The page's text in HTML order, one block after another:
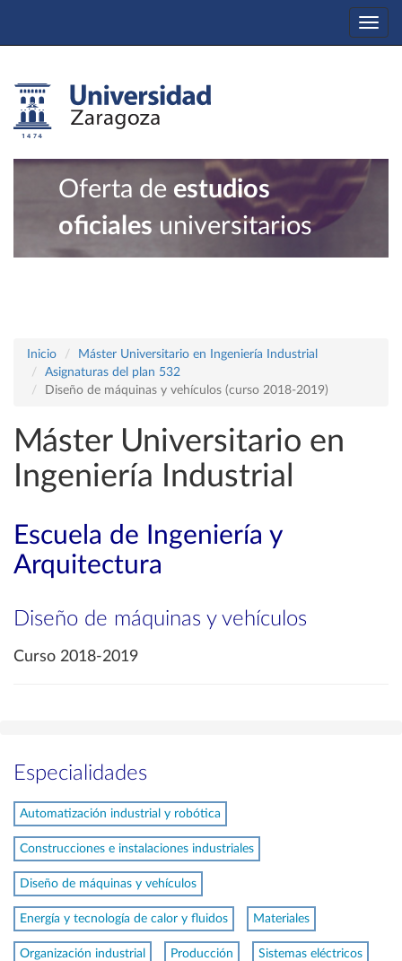
Oferta de estudios
oficiales universitarios
Inicio
Máster Universitario en Ingeniería Industrial
Asignaturas del plan 532
Diseño de máquinas y vehículos (curso 2018-2019)
Máster Universitario en
Ingeniería Industrial
Escuela de Ingeniería y
Arquitectura
Diseño de máquinas y vehículos
Curso 2018-2019
Especialidades
Automatización industrial y robótica
Construcciones e instalaciones industriales
Diseño de máquinas y vehículos
Energía y tecnología de calor y fluidos Materiales
Organización industrial Producción Sistemas eléctricos